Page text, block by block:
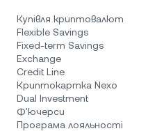
Купівля криптовалют
Flexible Savings
Fixed-term Savings
Exchange
Credit Line
Криптокартка Nexo
Dual Investment
Ф'ючерси
Програма лояльності